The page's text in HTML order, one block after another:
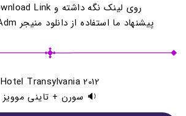
روی لینک نگه داشته و Download Link را بزنید
پیشنهاد ما استفاده از دانلود منیجر Adm یا Idm است
Hotel Transylvania 2012
🔉 سورن + تاینی موویز